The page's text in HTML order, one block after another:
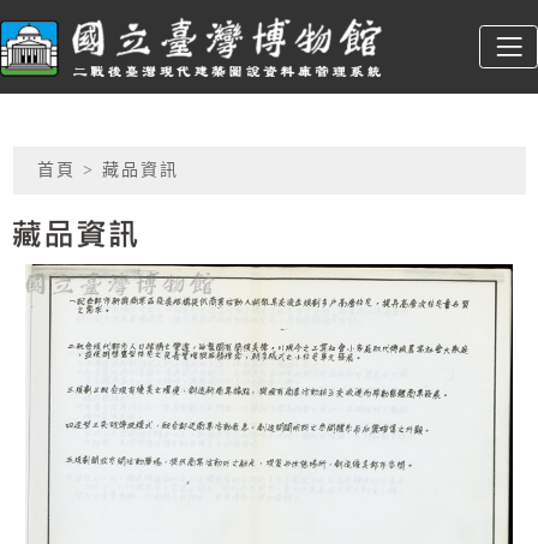
臺博館建築圖
網頁導覽
:::
首頁 > 藏品資訊
藏品資訊